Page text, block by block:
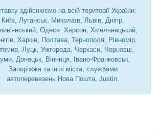
здійснюємо на всій території України:
Київ, Луганськ, Миколаїв, Львів, Дніпр,
Одеса Херсон, Хмельницький,
Харків, Полтава, Тернополя, Рівномір,
Луцк, Ужгорода, Черкаси, Чорновці,
Донецьк, Вінниця, Івано-Франковськ,
Запоріжжя та інші міста, службами
автоперевезень Нова Пошта, Justin.